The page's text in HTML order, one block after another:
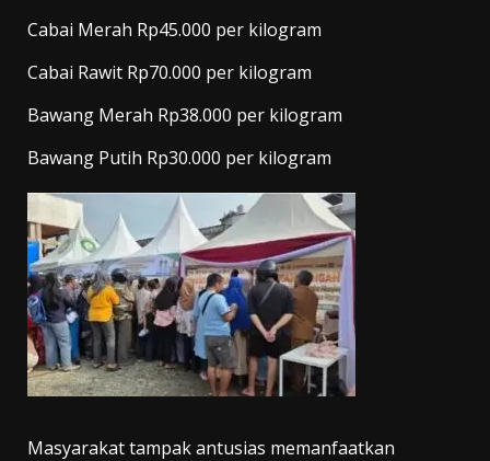
Cabai Merah Rp45.000 per kilogram
Cabai Rawit Rp70.000 per kilogram
Bawang Merah Rp38.000 per kilogram
Bawang Putih Rp30.000 per kilogram
Masyarakat tampak antusias memanfaatkan